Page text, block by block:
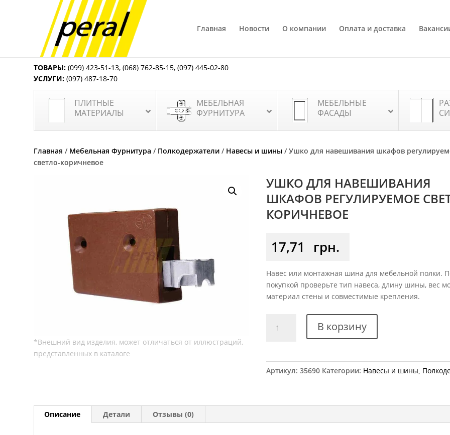
Главная Новости О компании Оплата и доставка
ТОВАРЫ: (099) 423-51-13,(068) 762-85-15,(097) 445-02-80
УСЛУГИ: (097) 487-18-70
ПЛИТНЫЕ
МАТЕРИАЛЫ
МЕБЕЛЬНАЯ
ФУРНИТУРА
МЕБЕЛЬНЫЕ
ФАСАДЫ
Главная / Мебельная Фурнитура / Полкодержатели / Навесы и шины / Ушко для навешивания шкафов
светло-коричневое
УШКО ДЛЯ НАВЕШИВАНИЯ
ШКАФОВ РЕГУЛИРУЕМОЕ
КОРИЧНЕВОЕ
17,71 грн.
Навес или монтажная шина для мебельной полки.
покупкой проверьте тип навеса, длину шины, вес
материал стены и совместимые крепления.
товара
шкафов
В корзину
Артикул:35690 Категории: Навесы и шины,
Описание Детали Отзывы (0)